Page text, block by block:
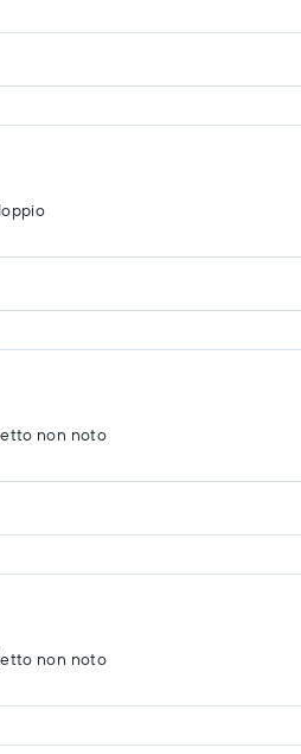
non noto
non noto